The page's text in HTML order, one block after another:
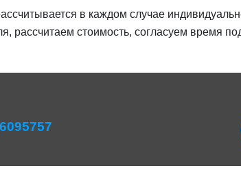
в каждом случае
рассчитаем стоимость, согласуем время